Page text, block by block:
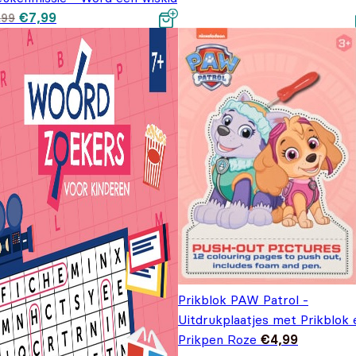
Oorspronkelijke prijs
was: €9,99.
€7,99Huidige prijs is:
€7,99.
Prikblok PAW Patrol -
Uitdrukplaatjes met Prikblok
Prikpen Roze €4,99